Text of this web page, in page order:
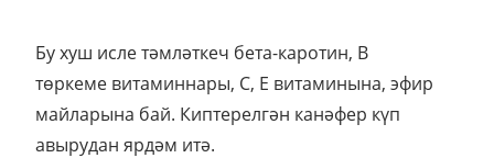
Бу хуш исле тәмләткеч бета-каротин, В
төркеме витаминнары, С, Е витаминына, эфир
майларына бай. Киптерелгән канәфер күп
авырудан ярдәм итә.